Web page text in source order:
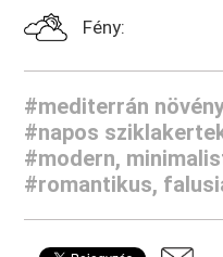
Fény:
#mediterrán
#napos
#modern,
#romantikus,